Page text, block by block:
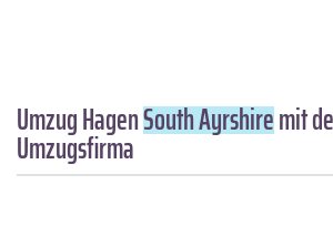
Umzug HagenSouth Ayrshiremit
Umzugsfirma